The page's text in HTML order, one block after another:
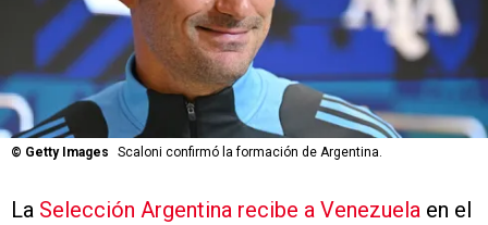
© Getty Images Scaloni confirmó la formación de Argentina.
La Selección Argentina recibe a Venezuela en el